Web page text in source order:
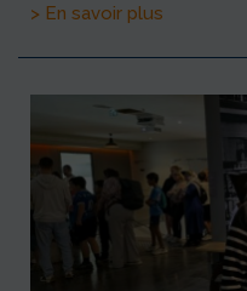
> En savoir plus